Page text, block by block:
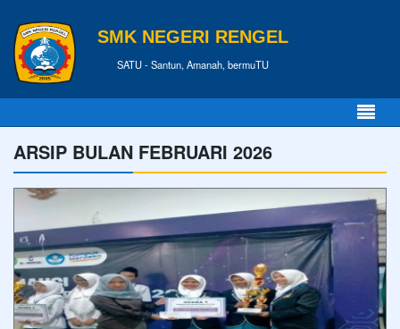
SMK NEGERI RENGEL
SATU - Santun, Amanah, bermuTU
ARSIP BULAN FEBRUARI 2026